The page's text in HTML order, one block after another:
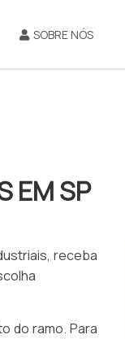
SOBRE NÓS
EM SP
receba
do ramo. Para